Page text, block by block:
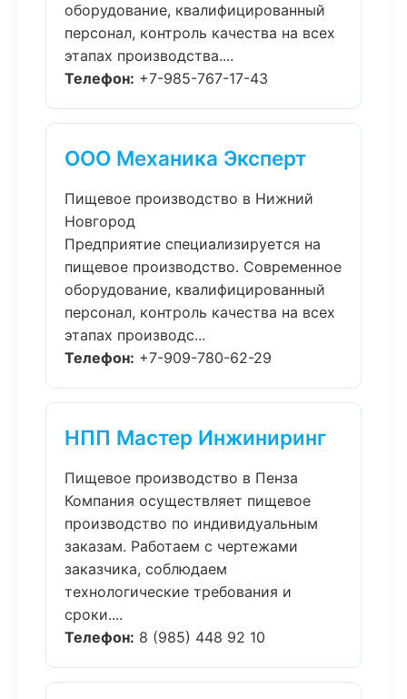
оборудование, квалифицированный
персонал, контроль качества на всех
этапах производства....
Телефон: +7-985-767-17-43
ООО Механика Эксперт
Пищевое производство в Нижний
Новгород
Предприятие специализируется на
пищевое производство. Современное
оборудование, квалифицированный
персонал, контроль качества на всех
этапах производс...
Телефон: +7-909-780-62-29
НПП Мастер Инжиниринг
Пищевое производство в Пенза
Компания осуществляет пищевое
производство по индивидуальным
заказам. Работаем с чертежами
заказчика, соблюдаем
технологические требования и
сроки....
Телефон: 8 (985) 448 92 10